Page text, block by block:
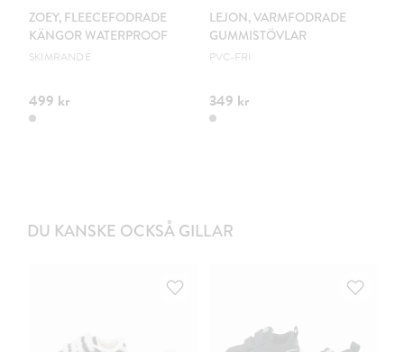
ZOEY, FLEECEFODRADE
KÄNGOR WATERPROOF
SKIMRANDE
499 kr
LEJON, VARMFODRADE
GUMMISTÖVLAR
PVC-FRI
349 kr
DU KANSKE OCKSÅ GILLAR